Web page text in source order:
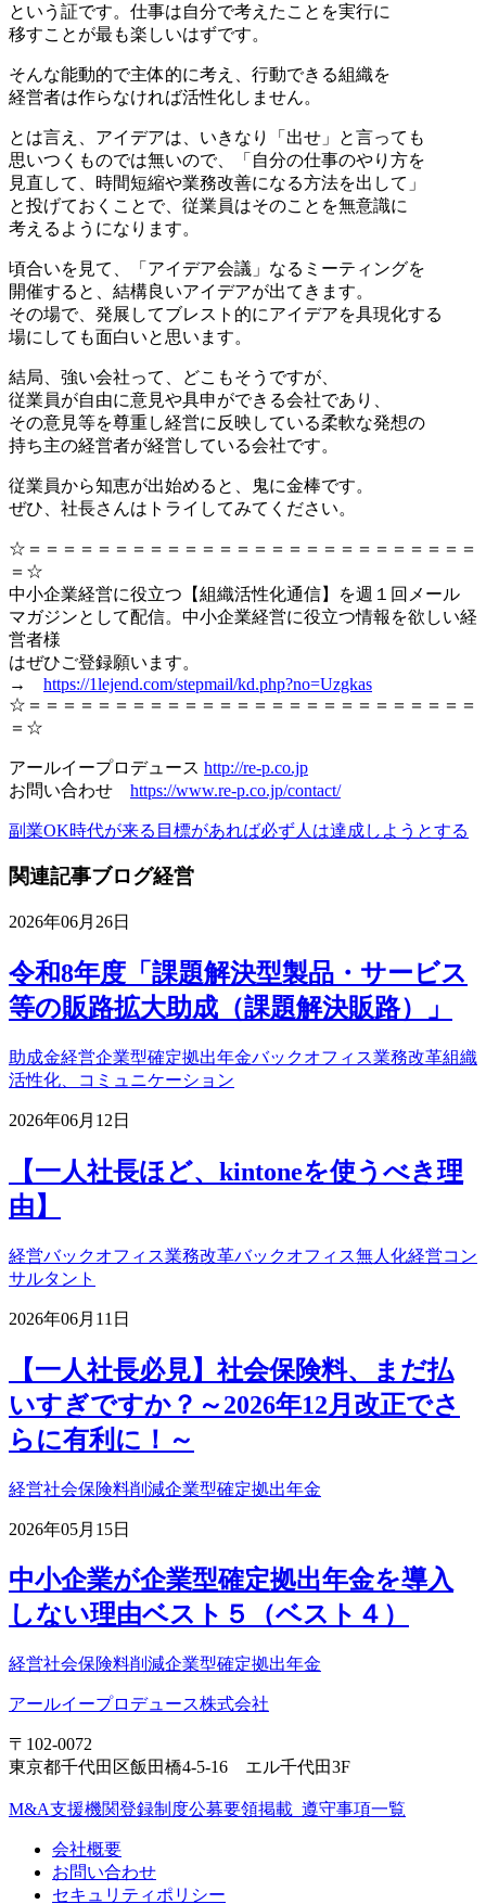
という証です。仕事は自分で考えたことを実行に
移すことが最も楽しいはずです。
そんな能動的で主体的に考え、行動できる組織を
経営者は作らなければ活性化しません。
とは言え、アイデアは、いきなり「出せ」と言っても
思いつくものでは無いので、「自分の仕事のやり方を
見直して、時間短縮や業務改善になる方法を出して」
と投げておくことで、従業員はそのことを無意識に
考えるようになります。
頃合いを見て、「アイデア会議」なるミーティングを
開催すると、結構良いアイデアが出てきます。
その場で、発展してブレスト的にアイデアを具現化する
場にしても面白いと思います。
結局、強い会社って、どこもそうですが、
従業員が自由に意見や具申ができる会社であり、
その意見等を尊重し経営に反映している柔軟な発想の
持ち主の経営者が経営している会社です。
従業員から知恵が出始めると、鬼に金棒です。
ぜひ、社長さんはトライしてみてください。
☆＝＝＝＝＝＝＝＝＝＝＝＝＝＝＝＝＝＝＝＝＝＝＝＝＝＝
＝☆
中小企業経営に役立つ【組織活性化通信】を週１回メール
マガジンとして配信。中小企業経営に役立つ情報を欲しい経
営者様
はぜひご登録願います。
→ https://1lejend.com/stepmail/kd.php?no=Uzgkas
☆＝＝＝＝＝＝＝＝＝＝＝＝＝＝＝＝＝＝＝＝＝＝＝＝＝＝
＝☆
アールイープロデュース http://re-p.co.jp
お問い合わせ https://www.re-p.co.jp/contact/
副業OK時代が来る 目標があれば必ず人は達成しようとする
関連記事ブログ経営
2026年06月26日
令和8年度「課題解決型製品・サービス
等の販路拡大助成（課題解決販路）」
助成金経営企業型確定拠出年金バックオフィス業務改革組織
活性化、コミュニケーション
2026年06月12日
【一人社長ほど、kintoneを使うべき理
由】
経営バックオフィス業務改革バックオフィス無人化経営コン
サルタント
2026年06月11日
【一人社長必見】社会保険料、まだ払
いすぎですか？～2026年12月改正でさ
らに有利に！～
経営社会保険料削減企業型確定拠出年金
2026年05月15日
中小企業が企業型確定拠出年金を導入
しない理由ベスト５（ベスト４）
経営社会保険料削減企業型確定拠出年金
アールイープロデュース株式会社
〒102-0072
東京都千代田区飯田橋4-5-16 エル千代田3F
M&A支援機関登録制度公募要領掲載_遵守事項一覧
会社概要
お問い合わせ
セキュリティポリシー